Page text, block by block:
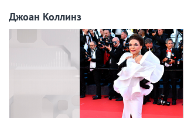
Джоан Коллинз